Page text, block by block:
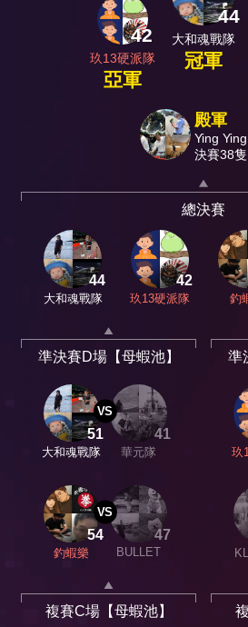
44
大和魂戰隊
冠軍
42
玖13硬派隊
亞軍
殿軍
Ying Ying
技團
決賽38隻
總決賽
44
大和魂戰隊
42
玖13硬派隊 釣
準決賽D場【母蝦池】
51
大和魂戰隊
VS
41
華元隊
54
釣蝦樂
VS
47
BULLET
準
玖
複賽C場【母蝦池】